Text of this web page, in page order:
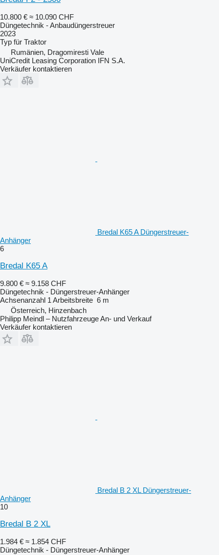
10.800 € ≈ 10.090 CHF
Düngetechnik - Anbaudüngerstreuer
2023
Typ für Traktor
Rumänien, Dragomiresti Vale
UniCredit Leasing Corporation IFN S.A.
Verkäufer kontaktieren
Bredal K65 A Düngerstreuer-
Anhänger
6
Bredal K65 A
9.800 € ≈ 9.158 CHF
Düngetechnik - Düngerstreuer-Anhänger
Achsenanzahl 1 Arbeitsbreite 6 m
Österreich, Hinzenbach
Philipp Meindl – Nutzfahrzeuge An- und Verkauf
Verkäufer kontaktieren
Bredal B 2 XL Düngerstreuer-
Anhänger
10
Bredal B 2 XL
1.984 € ≈ 1.854 CHF
Düngetechnik - Düngerstreuer-Anhänger